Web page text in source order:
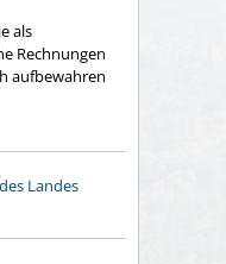
als
Rechnungen
aufbewahren
Landes